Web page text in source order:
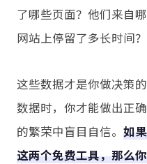
了哪些页面？他们来自
网站上停留了多长时间？
这些数据才是你做决策
数据时，你才能做出正
的繁荣中盲目自信。 如
这两个免费工具，那么